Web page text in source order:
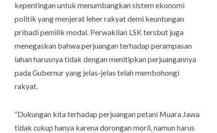
kepentingan untuk menumbangkan sistem ekonomi
politik yang menjerat leher rakyat demi keuntungan
pribadi pemilik modal. Perwakilan LSK tersbut juga
menegaskan bahwa perjuangan terhadap perampasan
lahan harusnya tidak dengan menitipkan perjuangannya
pada Gubernur yang jelas-jelas telah membohongi
rakyat.
“Dukungan kita terhadap perjuangan petani Muara Jawa
tidak cukup hanya karena dorongan moril, namun harus